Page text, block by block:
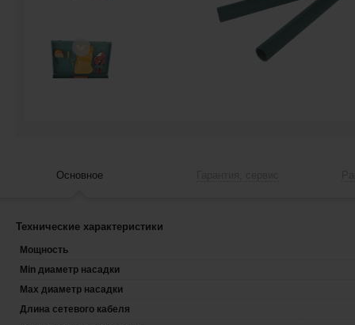
Основное
Технические характеристики
Мощность
Min диаметр насадки
Max диаметр насадки
Длина сетевого кабеля